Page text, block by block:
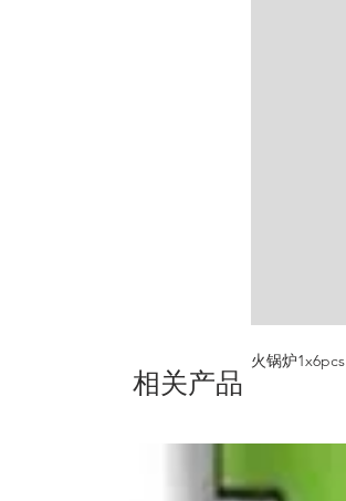
火锅炉1x6pcs
相关产品